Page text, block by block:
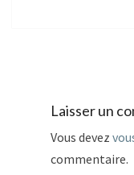
Laisser un
Vous devez
commentaire.